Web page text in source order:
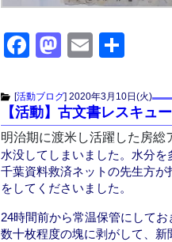
F
c
e
b
o
o
k
M
st
o
d
o
n
E
ail
[活動ブログ] 2020年3月10日(火)
【活動】古文書レスキュ
明治期に渡米し活躍した房総
水没してしまいました。水分を
千葉資料救済ネットの先生方
をしてくださいました。
24時間前から常温保管にしてお
数十枚程度の塊に剥がして、